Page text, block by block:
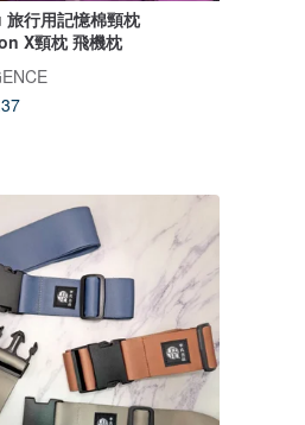
行用記憶棉頸枕
X頸枕 飛機枕